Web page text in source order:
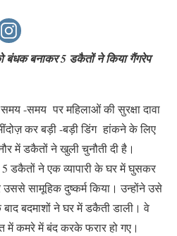
बंधक बनाकर 5 डकैतों ने किया गैंगरेप
-समय पर महिलाओं की सुरक्षा दावा
कर बड़ी -बड़ी डिंग हांकने के लिए
में डकैतों ने खुली चुनौती दी है।
5 डकैतों ने एक व्यापारी के घर में घुसकर
सामूहिक दुष्कर्म किया। उन्होंने उसे
बदमाशों ने घर में डकैती डाली। वे
में कमरे में बंद करके फरार हो गए।